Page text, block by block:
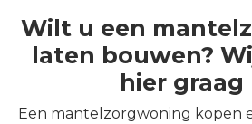
Wilt u een
laten bouwen?
hier graag
Een mantelzorgwoning kopen